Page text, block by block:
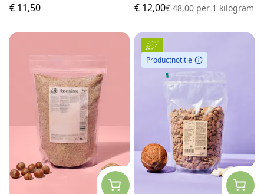
€ 11,50
€ 12,00€ 48,00 per 1 kilogram
Productnotitie